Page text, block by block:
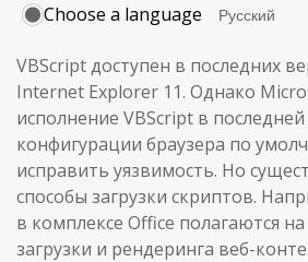
Choose a language
VBScript доступен в последних
Internet Explorer 11. Однако
исполнение VBScript в
конфигурации браузера по
исправить уязвимость. Но
способы загрузки скриптов.
в комплексе Office полагаются
загрузки и рендеринга веб-